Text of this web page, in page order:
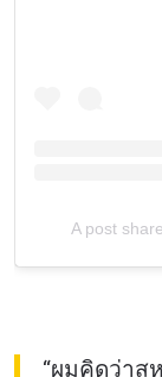
A post
“ผมคิดว่าส
การส่งแบ
ยกเ